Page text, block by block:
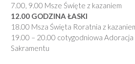
7.00, 9.00 Msze Święte z kazaniem
12.00 GODZINA ŁASKI
18.00 Msza Święta Roratnia z
19.00 – 20.00 cotygodniowa Adoracja
Sakramentu